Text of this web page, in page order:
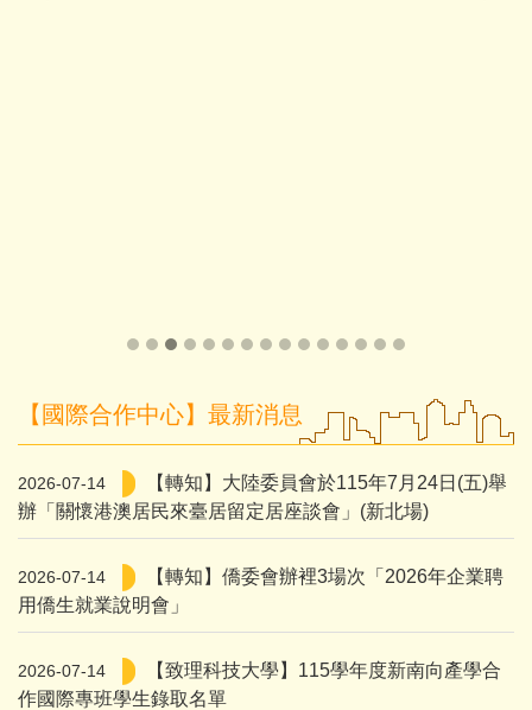
【國際合作中心】最新消息
2026-07-14
【轉知】大陸委員會於115年7月24日(五)舉
辦「關懷港澳居民來臺居留定居座談會」(新北場)
2026-07-14
【轉知】僑委會辦裡3場次「2026年企業聘
用僑生就業說明會」
2026-07-14
【致理科技大學】115學年度新南向產學合
作國際專班學生錄取名單